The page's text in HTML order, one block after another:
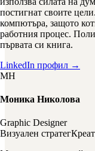
постигнат своите
компютъра, защото
работния процес.
първата си книга.
LinkedIn профил →
МН
Моника Николова
Graphic Designer
Визуален стратег